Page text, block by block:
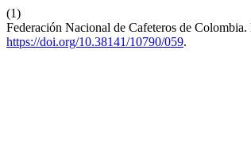
(1)
Federación Nacional de Cafeteros de
https://doi.org/10.38141/10790/059.